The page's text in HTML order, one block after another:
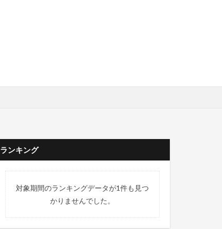
ランキング
対象期間のランキングデータが1件も見つ
かりませんでした。